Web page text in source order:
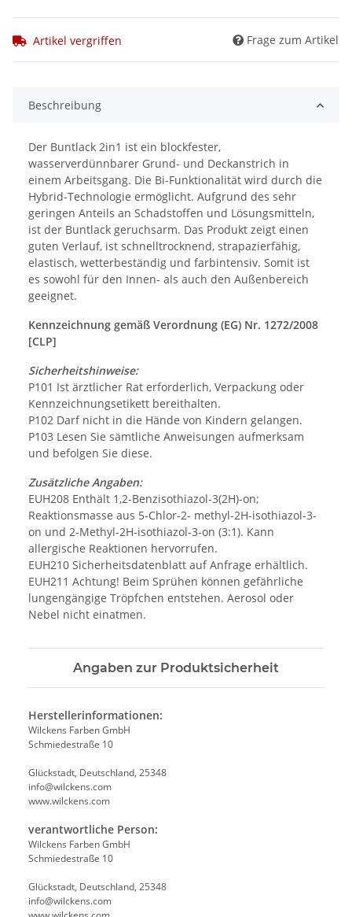
Artikel vergriffen Frage zum Artikel
Beschreibung
Der Buntlack 2in1 ist ein blockfester,
wasserverdünnbarer Grund- und Deckanstrich in
einem Arbeitsgang. Die Bi-Funktionalität wird durch die
Hybrid-Technologie ermöglicht. Aufgrund des sehr
geringen Anteils an Schadstoffen und Lösungsmitteln,
ist der Buntlack geruchsarm. Das Produkt zeigt einen
guten Verlauf, ist schnelltrocknend, strapazierfähig,
elastisch, wetterbeständig und farbintensiv. Somit ist
es sowohl für den Innen- als auch den Außenbereich
geeignet.
Kennzeichnung gemäß Verordnung (EG) Nr. 1272/2008
[CLP]
Sicherheitshinweise:
P101 Ist ärztlicher Rat erforderlich, Verpackung oder
Kennzeichnungsetikett bereithalten.
P102 Darf nicht in die Hände von Kindern gelangen.
P103 Lesen Sie sämtliche Anweisungen aufmerksam
und befolgen Sie diese.
Zusätzliche Angaben:
EUH208 Enthält 1,2-Benzisothiazol-3(2H)-on;
Reaktionsmasse aus 5-Chlor-2- methyl-2H-isothiazol-3-
on und 2-Methyl-2H-isothiazol-3-on (3:1). Kann
allergische Reaktionen hervorrufen.
EUH210 Sicherheitsdatenblatt auf Anfrage erhältlich.
EUH211 Achtung! Beim Sprühen können gefährliche
lungengängige Tröpfchen entstehen. Aerosol oder
Nebel nicht einatmen.
Angaben zur Produktsicherheit
Herstellerinformationen:
Wilckens Farben GmbH
Schmiedestraße 10
Glückstadt, Deutschland, 25348
info@wilckens.com
www.wilckens.com
verantwortliche Person:
Wilckens Farben GmbH
Schmiedestraße 10
Glückstadt, Deutschland, 25348
info@wilckens.com